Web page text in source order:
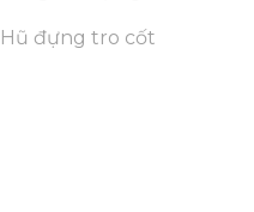
Hũ đựng tro cốt